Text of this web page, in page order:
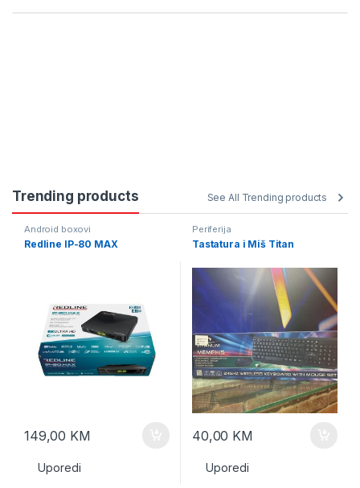
Trending products See All Trending products
Android boxovi
Redline IP-80 MAX
149,00 KM
Uporedi
Periferija
Tastatura i Miš Titan
40,00 KM
Uporedi